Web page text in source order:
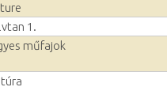
1.
műfajok